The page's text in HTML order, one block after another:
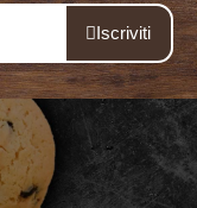
Iscriviti